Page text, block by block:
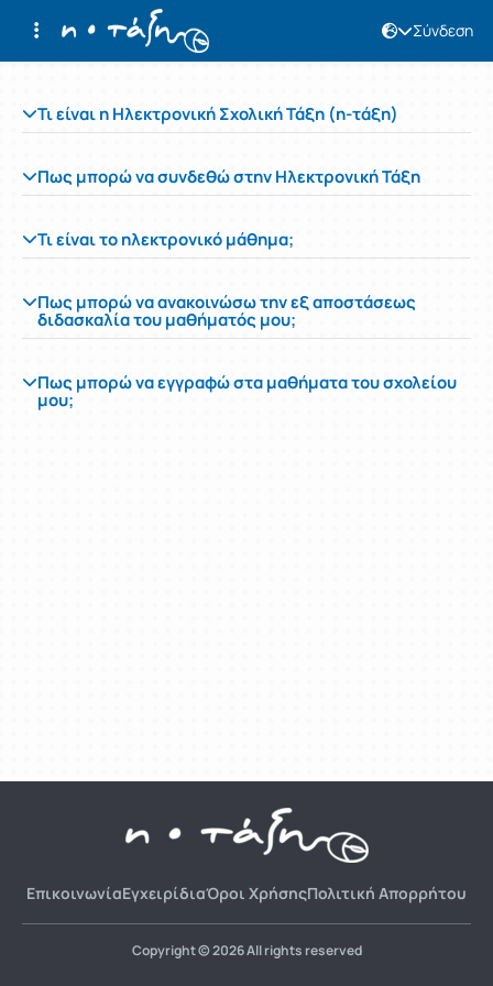
Σύνδεση
Συχνές ερωτήσεις
Τι είναι η Ηλεκτρονική Σχολική Τάξη (η-τάξη)
Πως μπορώ να συνδεθώ στην Ηλεκτρονική Τάξη
Τι είναι το ηλεκτρονικό μάθημα;
Πως μπορώ να ανακοινώσω την εξ αποστάσεως
διδασκαλία του μαθήματός μου;
Πως μπορώ να εγγραφώ στα μαθήματα του σχολείου
μου;
ΕπικοινωνίαΕγχειρίδιαΌροι ΧρήσηςΠολιτική Απορρήτου
Copyright © 2026 All rights reserved